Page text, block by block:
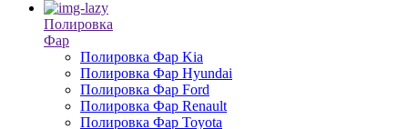
Полировка
Фар
Полировка Фар Kia
Полировка Фар Hyundai
Полировка Фар Ford
Полировка Фар Renault
Полировка Фар Toyota